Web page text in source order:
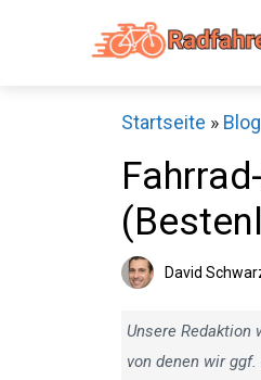
Startseite » Blog
David
Unsere Redaktion
von denen wir